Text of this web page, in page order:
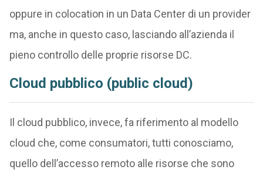
oppure in colocation in un Data Center di un provider
ma, anche in questo caso, lasciando all’azienda il
pieno controllo delle proprie risorse DC.
Cloud pubblico (public cloud)
Il cloud pubblico, invece, fa riferimento al modello
cloud che, come consumatori, tutti conosciamo,
quello dell’accesso remoto alle risorse che sono